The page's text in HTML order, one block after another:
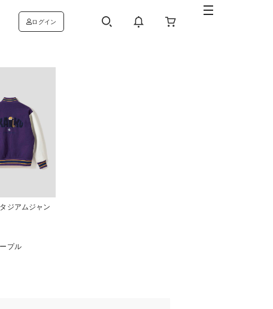
ログイン
ジアムジャン
プル